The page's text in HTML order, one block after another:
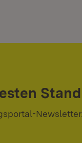
Stand
Newsletter.